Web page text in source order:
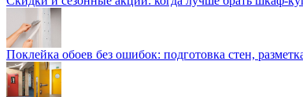
Поклейка обоев без ошибок: подготовка стен,